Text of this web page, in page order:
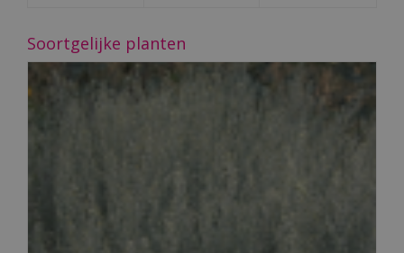
Soortgelijke planten